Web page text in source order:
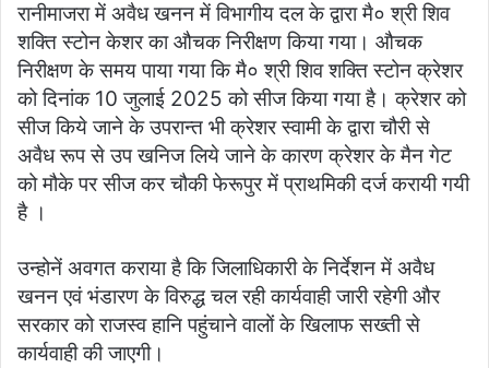
रानीमाजरा में अवैध खनन में विभागीय दल के द्वारा मै० श्री शिव
शक्ति स्टोन केशर का औचक निरीक्षण किया गया। औचक
निरीक्षण के समय पाया गया कि मै० श्री शिव शक्ति स्टोन क्रेशर
को दिनांक 10 जुलाई 2025 को सीज किया गया है। क्रेशर को
सीज किये जाने के उपरान्त भी क्रेशर स्वामी के द्वारा चौरी से
अवैध रूप से उप खनिज लिये जाने के कारण क्रेशर के मैन गेट
को मौके पर सीज कर चौकी फेरूपुर में प्राथमिकी दर्ज करायी गयी
है ।
उन्होनें अवगत कराया है कि जिलाधिकारी के निर्देशन में अवैध
खनन एवं भंडारण के विरुद्ध चल रही कार्यवाही जारी रहेगी और
सरकार को राजस्व हानि पहुंचाने वालों के खिलाफ सख्ती से
कार्यवाही की जाएगी।